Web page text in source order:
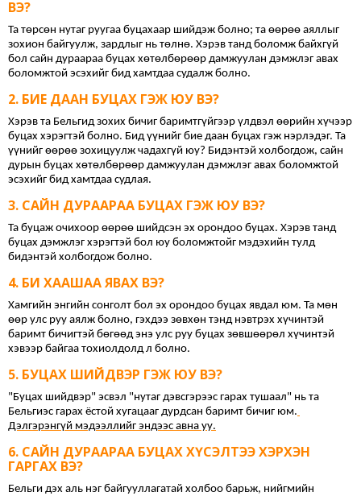
ВЭ?
Та төрсөн нутаг руугаа буцахаар шийдэж болно; та өөрөө аяллыг
зохион байгуулж, зардлыг нь төлнө. Хэрэв танд боломж байхгүй
бол сайн дураараа буцах хөтөлбөрөөр дамжуулан дэмжлэг авах
боломжтой эсэхийг бид хамтдаа судалж болно.
БИЕ ДААН БУЦАХ ГЭЖ ЮУ ВЭ?
Хэрэв та Бельгид зохих бичиг баримтгүйгээр үлдвэл өөрийн хүчээр
буцах хэрэгтэй болно. Бид үүнийг бие даан буцах гэж нэрлэдэг. Та
үүнийг өөрөө зохицуулж чадахгүй юу? Бидэнтэй холбогдож, сайн
дурын буцах хөтөлбөрөөр дамжуулан дэмжлэг авах боломжтой
эсэхийг бид хамтдаа судлая.
САЙН ДУРААРАА БУЦАХ ГЭЖ ЮУ ВЭ?
Та буцаж очихоор өөрөө шийдсэн эх орондоо буцах. Хэрэв танд
буцах дэмжлэг хэрэгтэй бол юу боломжтойг мэдэхийн тулд
бидэнтэй холбогдож болно.
БИ ХААШАА ЯВАХ ВЭ?
Хамгийн энгийн сонголт бол эх орондоо буцах явдал юм. Та мөн
өөр улс руу аялж болно, гэхдээ зөвхөн тэнд нэвтрэх хүчинтэй
баримт бичигтэй бөгөөд энэ улс руу буцах зөвшөөрөл хүчинтэй
хэвээр байгаа тохиолдолд л болно.
БУЦАХ ШИЙДВЭР ГЭЖ ЮУ ВЭ?
"Буцах шийдвэр" эсвэл "нутаг дэвсгэрээс гарах тушаал" нь та
Бельгиэс гарах ёстой хугацааг дурдсан баримт бичиг юм.
Дэлгэрэнгүй мэдээллийг эндээс авна уу.
САЙН ДУРААРАА БУЦАХ ХҮСЭЛТЭЭ ХЭРХЭН
ГАРГАХ ВЭ?
Бельги дэх аль нэг байгууллагатай холбоо барьж, нийгмийн